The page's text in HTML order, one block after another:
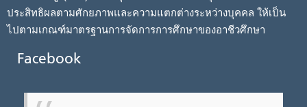
ประสิทธิผลตามศักยภาพและความแตกต่างระหว่างบุคคล ให้เป็น
ไปตามเกณฑ์มาตรฐานการจัดการการศึกษาของอาชีวศึกษา
Facebook